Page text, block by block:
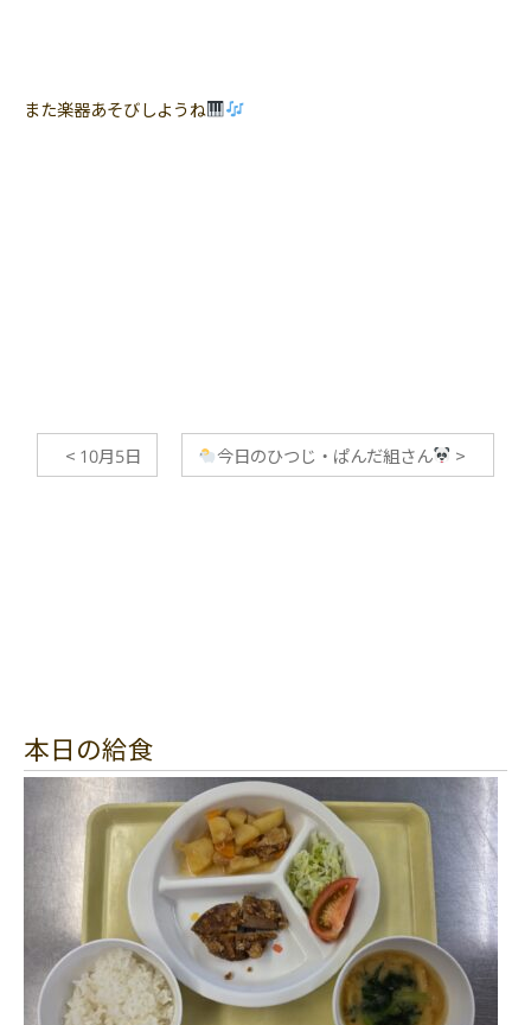
また楽器あそびしようね
< 10月5日 今日のひつじ・ぱんだ組さん >
本日の給食